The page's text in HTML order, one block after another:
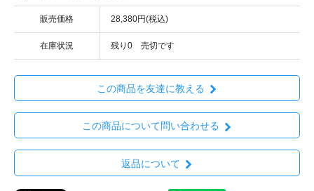
販売価格 28,380円(税込)
在庫状況 残り0 売切です
この商品を友達に教える
この商品について問い合わせる
返品について